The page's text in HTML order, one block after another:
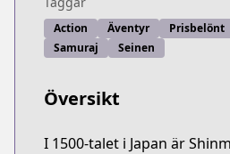
Action Äventyr Prisbelönt
Samuraj
Seinen
Översikt
I 1500-talet i Japan är